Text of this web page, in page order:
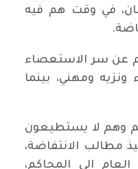
في وقت هم فيه
عن سر الاستعصاء
ومهني، بينما
وهم لا يستطيعون
مطالب الانتفاضة،
الى المحاكم،